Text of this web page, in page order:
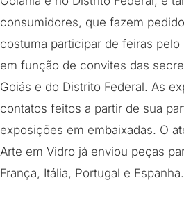
consumidores, que fazem
costuma participar de feiras pelo
em função de convites das
Goiás e do Distrito Federal. As
contatos feitos a partir de sua
exposições em embaixadas. O
Arte em Vidro já enviou peças
França, Itália, Portugal e Espanha.